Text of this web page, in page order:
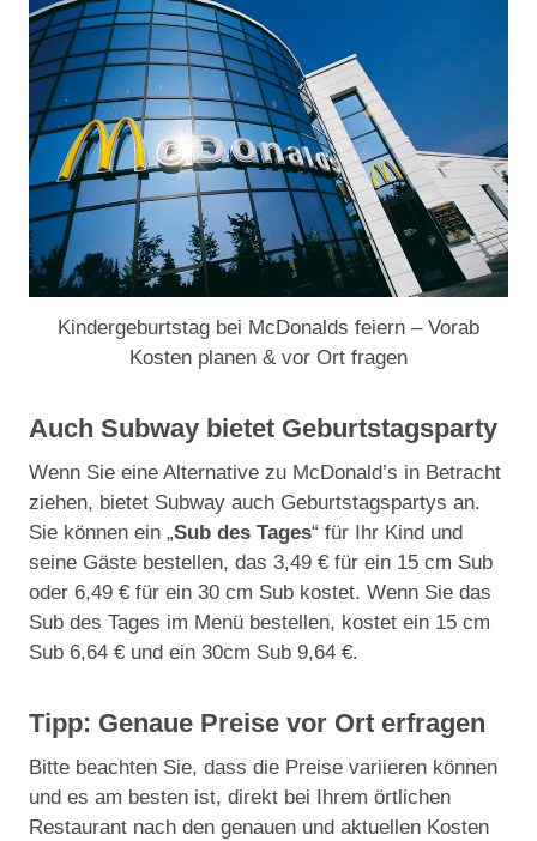
Kindergeburtstag bei McDonalds feiern – Vorab
Kosten planen & vor Ort fragen
Auch Subway bietet Geburtstagsparty
Wenn Sie eine Alternative zu McDonald’s in Betracht
ziehen, bietet Subway auch Geburtstagspartys an.
Sie können ein „Sub des Tages“ für Ihr Kind und
seine Gäste bestellen, das 3,49 € für ein 15 cm Sub
oder 6,49 € für ein 30 cm Sub kostet. Wenn Sie das
Sub des Tages im Menü bestellen, kostet ein 15 cm
Sub 6,64 € und ein 30cm Sub 9,64 €.
Tipp: Genaue Preise vor Ort erfragen
Bitte beachten Sie, dass die Preise variieren können
und es am besten ist, direkt bei Ihrem örtlichen
Restaurant nach den genauen und aktuellen Kosten